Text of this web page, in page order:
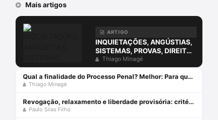
Mais artigos
ARTIGO
INQUIETAÇÕES, ANGÚSTIAS,
SISTEMAS, PROVAS, DIREITO
E O ERRO DA COMPREENSÃO
JURÍDICA ESTUDANDO
APENAS O DIREITO.
Thiago Minagé
Qual a finalidade do Processo Penal? Melhor: Para que serve o Processo Penal?
Thiago Minagé
Revogação, relaxamento e liberdade provisória: critérios de diferenciação das medidas que afastam a prisão cautelar
Paulo Silas Filho